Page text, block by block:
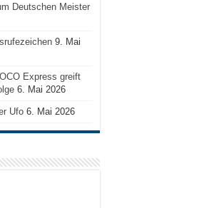
Deutschen Meister
9. Mai
Express greift
6. Mai 2026
Ufo 6. Mai 2026